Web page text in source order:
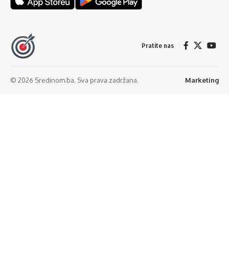
Pratite nas
© 2026 Sredinom.ba. Sva prava zadržana. Marketing